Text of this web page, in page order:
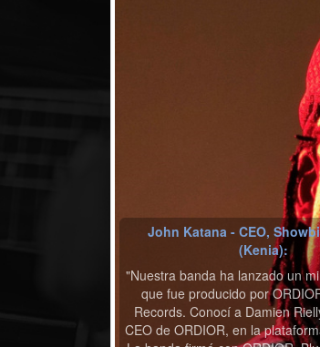
John Katana - CEO,
(Kenia):
"Nuestra banda ha lanzado un
que fue producido por
Records. Conocí a Damien
CEO de ORDIOR, en la